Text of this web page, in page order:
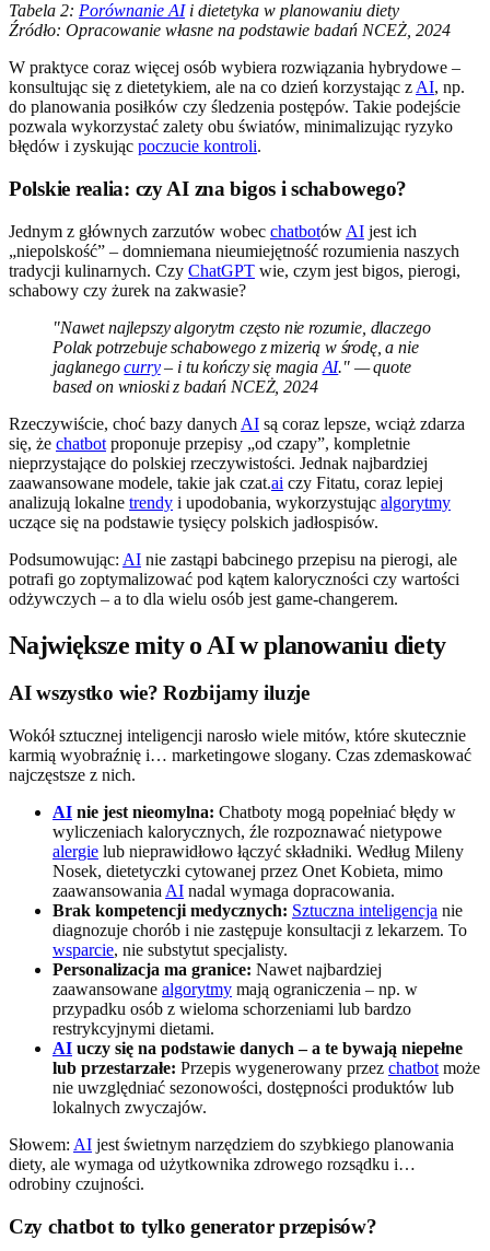
Tabela 2: Porównanie AIi dietetyka w planowaniu diety
Źródło: Opracowanie własne na podstawie badań NCEŻ, 2024
W praktyce coraz więcej osób wybiera rozwiązania hybrydowe –
konsultując się z dietetykiem, ale na co dzień korzystając z AI, np.
do planowania posiłków czy śledzenia postępów. Takie podejście
pozwala wykorzystać zalety obu światów, minimalizując ryzyko
błędów i zyskując poczucie kontroli.
Polskie realia: czy AI zna bigos i schabowego?
Jednym z głównych zarzutów wobec chatbotów AI jest ich
„niepolskość” – domniemana nieumiejętność rozumienia naszych
tradycji kulinarnych. Czy ChatGPT wie, czym jest bigos, pierogi,
schabowy czy żurek na zakwasie?
"Nawet najlepszy algorytm często nie rozumie, dlaczego
Polak potrzebuje schabowego z mizerią w środę, a nie
jaglanegocurry– i tu kończy się magia AI." — quote
based on wnioski z badań NCEŻ, 2024
Rzeczywiście, choć bazy danych AI są coraz lepsze, wciąż zdarza
się, że chatbot proponuje przepisy „od czapy”, kompletnie
nieprzystające do polskiej rzeczywistości. Jednak najbardziej
zaawansowane modele, takie jak czat.ai czy Fitatu, coraz lepiej
analizują lokalne trendy i upodobania, wykorzystując algorytmy
uczące się na podstawie tysięcy polskich jadłospisów.
Podsumowując: AI nie zastąpi babcinego przepisu na pierogi, ale
potrafi go zoptymalizować pod kątem kaloryczności czy wartości
odżywczych – a to dla wielu osób jest game-changerem.
Największe mity o AI w planowaniu diety
AI wszystko wie? Rozbijamy iluzje
Wokół sztucznej inteligencji narosło wiele mitów, które skutecznie
karmią wyobraźnię i… marketingowe slogany. Czas zdemaskować
najczęstsze z nich.
AI nie jest nieomylna: Chatboty mogą popełniać błędy w
wyliczeniach kalorycznych, źle rozpoznawać nietypowe
alergie lub nieprawidłowo łączyć składniki. Według Mileny
Nosek, dietetyczki cytowanej przez Onet Kobieta, mimo
zaawansowania AI nadal wymaga dopracowania.
Brak kompetencji medycznych: Sztuczna inteligencja nie
diagnozuje chorób i nie zastępuje konsultacji z lekarzem. To
wsparcie, nie substytut specjalisty.
Personalizacja ma granice: Nawet najbardziej
zaawansowane algorytmy mają ograniczenia – np. w
przypadku osób z wieloma schorzeniami lub bardzo
restrykcyjnymi dietami.
AI uczy się na podstawie danych – a te bywają niepełne
lub przestarzałe: Przepis wygenerowany przez chatbot może
nie uwzględniać sezonowości, dostępności produktów lub
lokalnych zwyczajów.
Słowem: AI jest świetnym narzędziem do szybkiego planowania
diety, ale wymaga od użytkownika zdrowego rozsądku i…
odrobiny czujności.
Czy chatbot to tylko generator przepisów?